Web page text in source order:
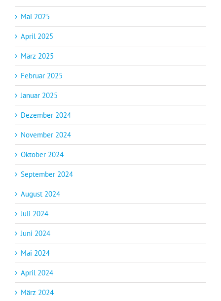
Mai 2025
April 2025
März 2025
Februar 2025
Januar 2025
Dezember 2024
November 2024
Oktober 2024
September 2024
August 2024
Juli 2024
Juni 2024
Mai 2024
April 2024
März 2024